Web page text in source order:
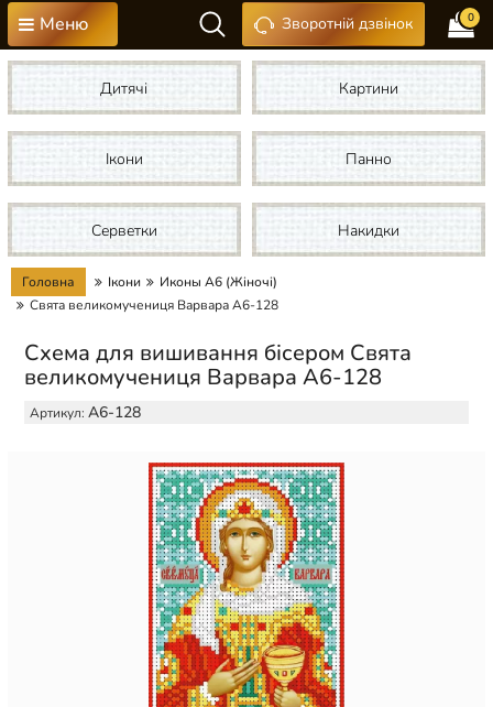
Меню Зворотній дзвінок 0
Дитячі Картини
Ікони Панно
Серветки Накидки
Головна Ікони
Иконы А6 (Жіночі)
Свята великомучениця Варвара А6-128
Схема для вишивання бісером Свята
великомучениця Варвара А6-128
Артикул: А6-128